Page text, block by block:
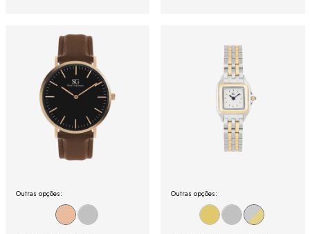
Outras opções: Outras opções: